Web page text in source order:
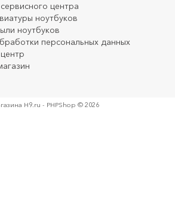
центра
ноутбуков
ноутбуков
персональных данных
H9.ru - PHPShop © 2026